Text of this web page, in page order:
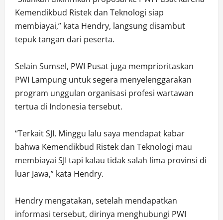
Kemendikbud Ristek dan Teknologi siap
membiayai,” kata Hendry, langsung disambut
tepuk tangan dari peserta.
Selain Sumsel, PWI Pusat juga memprioritaskan
PWI Lampung untuk segera menyelenggarakan
program unggulan organisasi profesi wartawan
tertua di Indonesia tersebut.
“Terkait SJI, Minggu lalu saya mendapat kabar
bahwa Kemendikbud Ristek dan Teknologi mau
membiayai SJI tapi kalau tidak salah lima provinsi di
luar Jawa,” kata Hendry.
Hendry mengatakan, setelah mendapatkan
informasi tersebut, dirinya menghubungi PWI